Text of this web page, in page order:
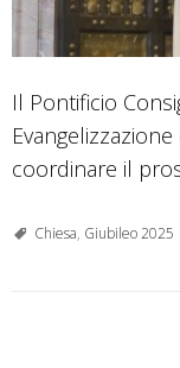
Il Pontificio
coordinare il
Chiesa, Giubileo 2025